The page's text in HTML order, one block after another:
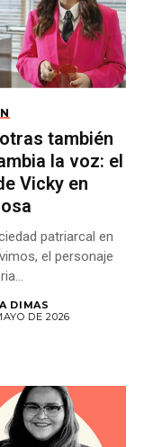
también
la voz: el
Vicky en
patriarcal en
el personaje
DIMAS
DE 2026